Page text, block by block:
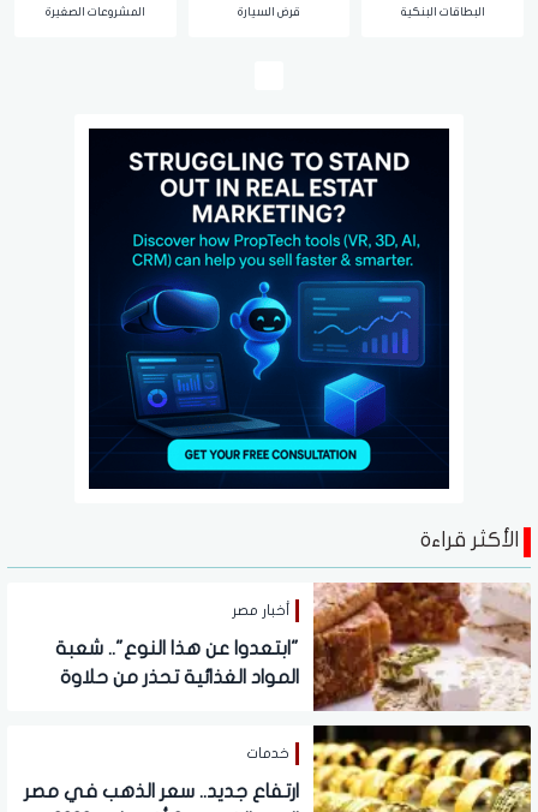
البطاقات البنكية قرض السيارة المشروعات الصغيرة
الأكثر قراءة
أخبار مصر
"ابتعدوا عن هذا النوع".. شعبة
المواد الغذائية تحذر من حلاوة
خدمات
ارتفاع جديد.. سعر الذهب في مصر